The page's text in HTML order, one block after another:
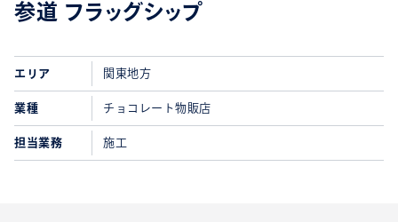
参道 フラッグシップ
エリア 関東地方
業種 チョコレート物販店
担当業務 施工